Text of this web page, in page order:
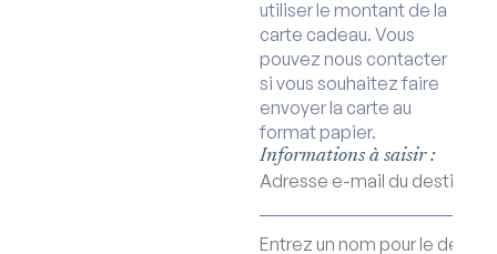
utiliser le montant de la
carte cadeau. Vous
pouvez nous contacter
si vous souhaitez faire
envoyer la carte au
format papier.
Informations à saisir :